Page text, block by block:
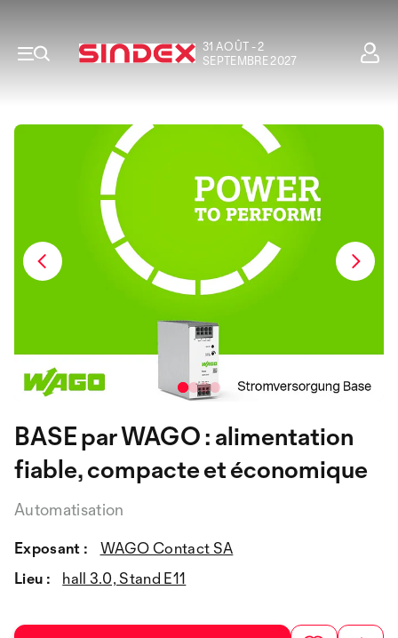
31 AOÛT - 2
SEPTEMBRE 2027
BASE par WAGO : alimentation
fiable, compacte et économique
Automatisation
Exposant :
WAGO Contact SA
Lieu :
hall 3.0, Stand E11